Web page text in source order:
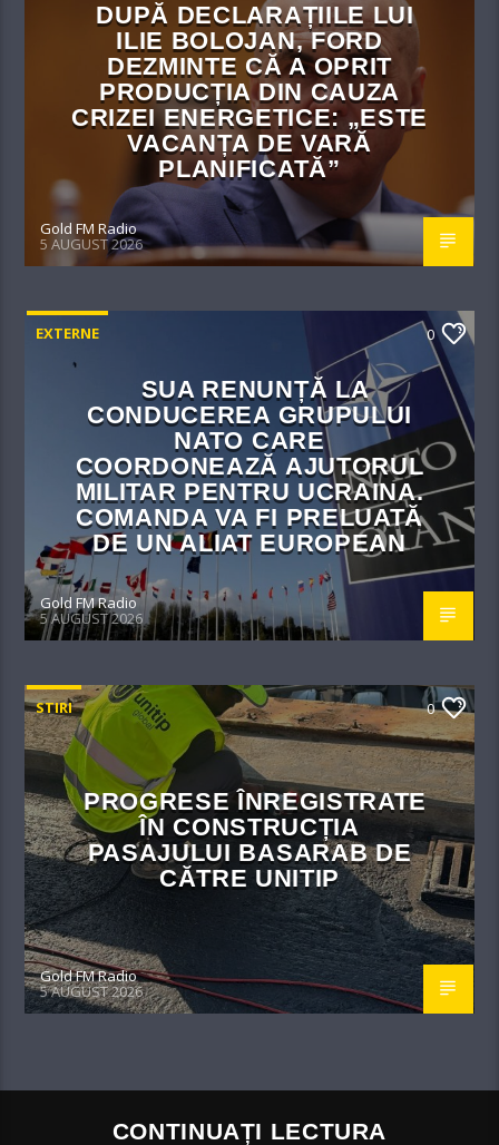
DUPĂ DECLARAȚIILE LUI
ILIE BOLOJAN, FORD
DEZMINTE CĂ A OPRIT
PRODUCȚIA DIN CAUZA
CRIZEI ENERGETICE: „ESTE
VACANȚA DE VARĂ
PLANIFICATĂ”
Gold FM Radio
5 AUGUST 2026
EXTERNE 0
SUA RENUNȚĂ LA
CONDUCEREA GRUPULUI
NATO CARE
COORDONEAZĂ AJUTORUL
MILITAR PENTRU UCRAINA.
COMANDA VA FI PRELUATĂ
DE UN ALIAT EUROPEAN
Gold FM Radio
5 AUGUST 2026
STIRI 0
PROGRESE ÎNREGISTRATE
ÎN CONSTRUCȚIA
PASAJULUI BASARAB DE
CĂTRE UNITIP
Gold FM Radio
5 AUGUST 2026
CONTINUAȚI LECTURA